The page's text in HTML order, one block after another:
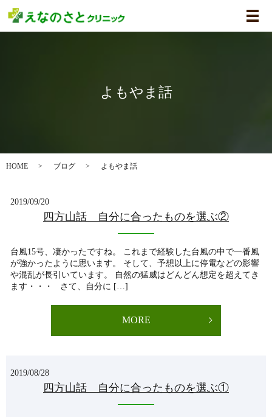
メ
よもやま話
HOME ブログ よもやま話
2019/09/20
四方山話 自分に合ったものを選ぶ②
台風15号、凄かったですね。 これまで経験した台風の中で一番風
が強かったように思います。 そして、予想以上に停電などの影響
や混乱が長引いています。 自然の猛威はどんどん想定を超えてき
ます・・・ さて、自分に […]
MORE
2019/08/28
四方山話 自分に合ったものを選ぶ①